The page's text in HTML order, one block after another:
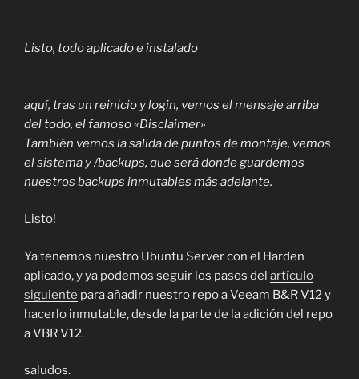
Listo, todo aplicado e instalado
aquí, tras un reinicio y login, vemos el mensaje arriba
del todo, el famoso «Disclaimer»
También vemos la salida de puntos de montaje, vemos
el sistema y /backups, que será donde guardemos
nuestros backups inmutables más adelante.
Listo!
Ya tenemos nuestro Ubuntu Server con el Harden
aplicado, y ya podemos seguir los pasos del artículo
siguiente para añadir nuestro repo a Veeam B&R V12 y
hacerlo inmutable, desde la parte de la adición del repo
a VBR V12.
saludos.